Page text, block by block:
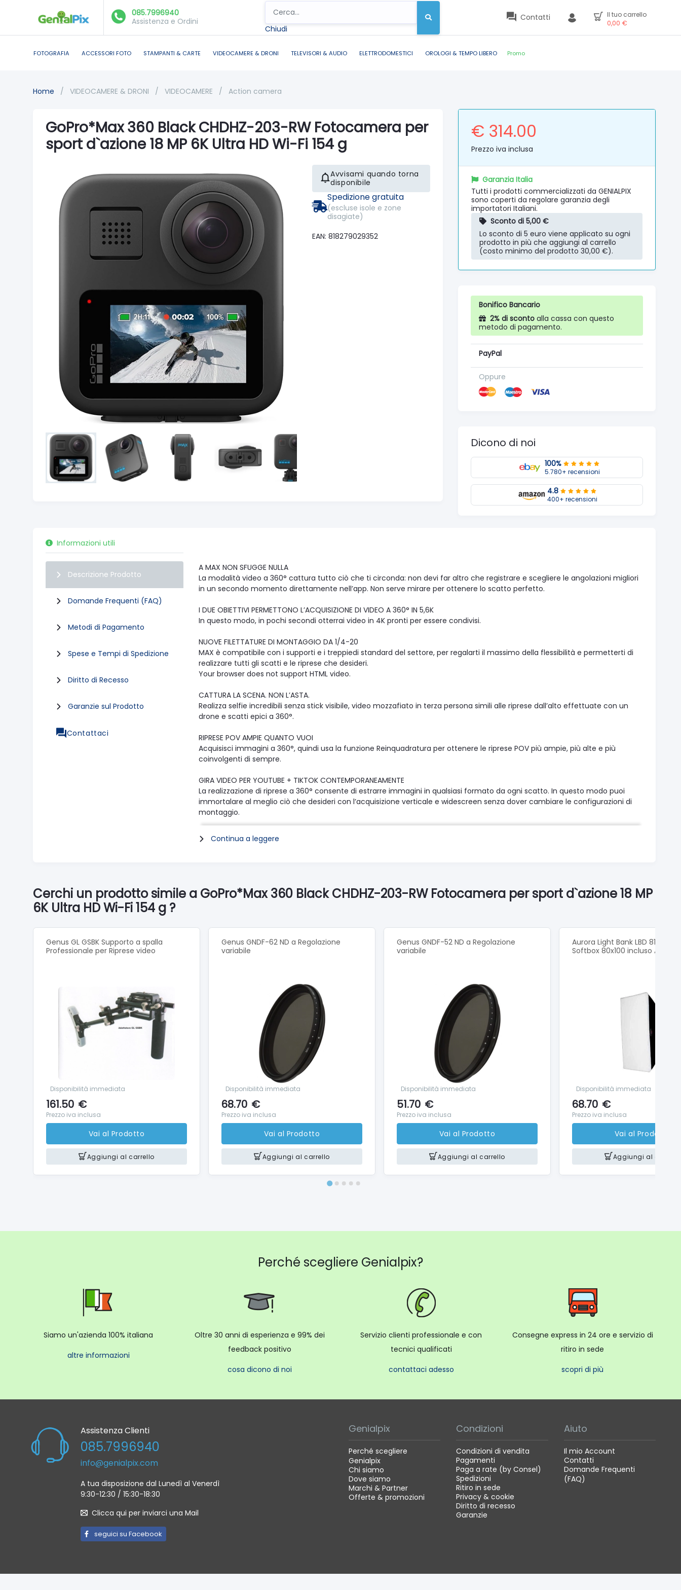
085.7996940
Assistenza e Ordini
Chiudi
Contatti
Il tuo carrello
0,00 €
FOTOGRAFIA ACCESSORI FOTO STAMPANTI & CARTE VIDEOCAMERE & DRONI TELEVISORI & AUDIO ELETTRODOMESTICI OROLOGI & TEMPO LIBERO Promo
Home / VIDEOCAMERE & DRONI / VIDEOCAMERE / Action camera
GoPro*Max 360 Black CHDHZ-203-RW Fotocamera per
sport d`azione 18 MP 6K Ultra HD Wi-Fi 154 g
Avvisami quando torna
disponibile
Spedizione gratuita
(escluse isole e zone
disagiate)
EAN: 818279029352
€ 314.00
Prezzo iva inclusa
Garanzia Italia
Tutti i prodotti commercializzati da GENIALPIX
sono coperti da regolare garanzia degli
importatori Italiani.
Sconto di 5,00 €
Lo sconto di 5 euro viene applicato su ogni
prodotto in più che aggiungi al carrello
(costo minimo del prodotto 30,00 €).
Bonifico Bancario
2% di sconto alla cassa con questo
metodo di pagamento.
PayPal
Oppure
Dicono di noi
100%
5.780+ recensioni
4.8
400+ recensioni
Informazioni utili
Descrizione Prodotto
Domande Frequenti (FAQ)
Metodi di Pagamento
Spese e Tempi di Spedizione
Diritto di Recesso
Garanzie sul Prodotto
Contattaci
A MAX NON SFUGGE NULLA
La modalità video a 360° cattura tutto ciò che ti circonda: non devi far altro che registrare e scegliere le angolazioni migliori
in un secondo momento direttamente nell’app. Non serve mirare per ottenere lo scatto perfetto.
I DUE OBIETTIVI PERMETTONO L’ACQUISIZIONE DI VIDEO A 360° IN 5,6K
In questo modo, in pochi secondi otterrai video in 4K pronti per essere condivisi.
NUOVE FILETTATURE DI MONTAGGIO DA 1/4-20
MAX è compatibile con i supporti e i treppiedi standard del settore, per regalarti il massimo della flessibilità e permetterti di
realizzare tutti gli scatti e le riprese che desideri.
Your browser does not support HTML video.
CATTURA LA SCENA. NON L’ASTA.
Realizza selfie incredibili senza stick visibile, video mozzafiato in terza persona simili alle riprese dall’alto effettuate con un
drone e scatti epici a 360°.
RIPRESE POV AMPIE QUANTO VUOI
Acquisisci immagini a 360°, quindi usa la funzione Reinquadratura per ottenere le riprese POV più ampie, più alte e più
coinvolgenti di sempre.
GIRA VIDEO PER YOUTUBE + TIKTOK CONTEMPORANEAMENTE
La realizzazione di riprese a 360° consente di estrarre immagini in qualsiasi formato da ogni scatto. In questo modo puoi
immortalare al meglio ciò che desideri con l’acquisizione verticale e widescreen senza dover cambiare le configurazioni di
montaggio.
AUDIO SEMPRE IMPECCABILE
Che si tratti di riprese POV, follow-cam o statiche, i tuoi video avranno il sound migliore di sempre
rispetto a qualsiasi altra fotocamera GoPro. Inoltre, l’audio a 360° consente di aggiungere un nuovo livello di coinvolgimento
e immersività ai tuoi video.
Potenzia al massimo la tua fotocamera MAX con la batteria Enduro in dotazione, una batteria ricaricabile agli ioni di litio da
1600 mAh che migliora le prestazioni della fotocamera a basse temperature e prolunga i tempi di registrazione a un’ampia
gamma di temperature.
Usa MAX come la classica fotocamera sportiva HERO e realizza incredibili video in 1440p. Puoi anche passare da un obiettivo
all’altro e dare priorità all’audio in fase di editing.
Cattura foto a 360° da 16,6 megapixel super coinvolgenti e strabilianti, che immortalano ogni singolo dettaglio.
Libera la tua creatività grazie a video temporizzati ultra stabili a 360°, che puoi reinquadrare in qualsiasi direzione tramite la
funzione Reinquadratura per ottenere prospettive uniche e insolite.
NELLA CONFEZIONE:
Fotocamera GoPro MAX 2x adesivi Garanzia Batteria Enduro agli ioni di litio da 1600 mAh Supporto adesivo curvo 2x
copriobiettivi di gomma Custodia in microfibra Fibbia di montaggio Cavo USB (C-C) da 45 cm Vite di fissaggio lunga
Continua a leggere
Cerchi un prodotto simile a GoPro*Max 360 Black CHDHZ-203-RW Fotocamera per sport d`azione 18 MP
6K Ultra HD Wi-Fi 154 g ?
Genus GL GSBK Supporto a spalla
Professionale per Riprese video
Disponibilità immediata
161.50 €
Prezzo iva inclusa
Vai al Prodotto
Aggiungi al carrello
Genus GNDF-62 ND a Regolazione
variabile
Disponibilità immediata
68.70 €
Prezzo iva inclusa
Vai al Prodotto
Aggiungi al carrello
Genus GNDF-52 ND a Regolazione
variabile
Disponibilità immediata
51.70 €
Prezzo iva inclusa
Vai al Prodotto
Aggiungi al carrello
Aurora Light Bank LBD 810
Softbox 80x100 incluso Anello
Disponibilità immediata
68.70 €
Prezzo iva inclusa
Vai al Prodotto
Aggiungi al carrello
Perché scegliere Genialpix?
Siamo un'azienda 100% italiana
altre informazioni
Oltre 30 anni di esperienza e 99% dei
feedback positivo
cosa dicono di noi
Servizio clienti professionale e con
tecnici qualificati
contattaci adesso
Consegne express in 24 ore e servizio di
ritiro in sede
scopri di più
Assistenza Clienti
085.7996940
info@genialpix.com
A tua disposizione dal Lunedì al Venerdì
9:30-12:30 / 15:30-18:30
Clicca qui per inviarci una Mail
seguici su Facebook
Genialpix
Perché scegliere
Genialpix
Chi siamo
Dove siamo
Marchi & Partner
Offerte & promozioni
Condizioni
Condizioni di vendita
Pagamenti
Paga a rate (by Consel)
Spedizioni
Ritiro in sede
Privacy & cookie
Diritto di recesso
Garanzie
Aiuto
Il mio Account
Contatti
Domande Frequenti
(FAQ)